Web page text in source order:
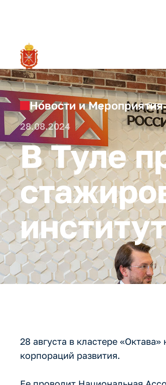
Новости и Мероприятия
28.08.2024
В Туле
28 августа в кластере
корпораций развития.